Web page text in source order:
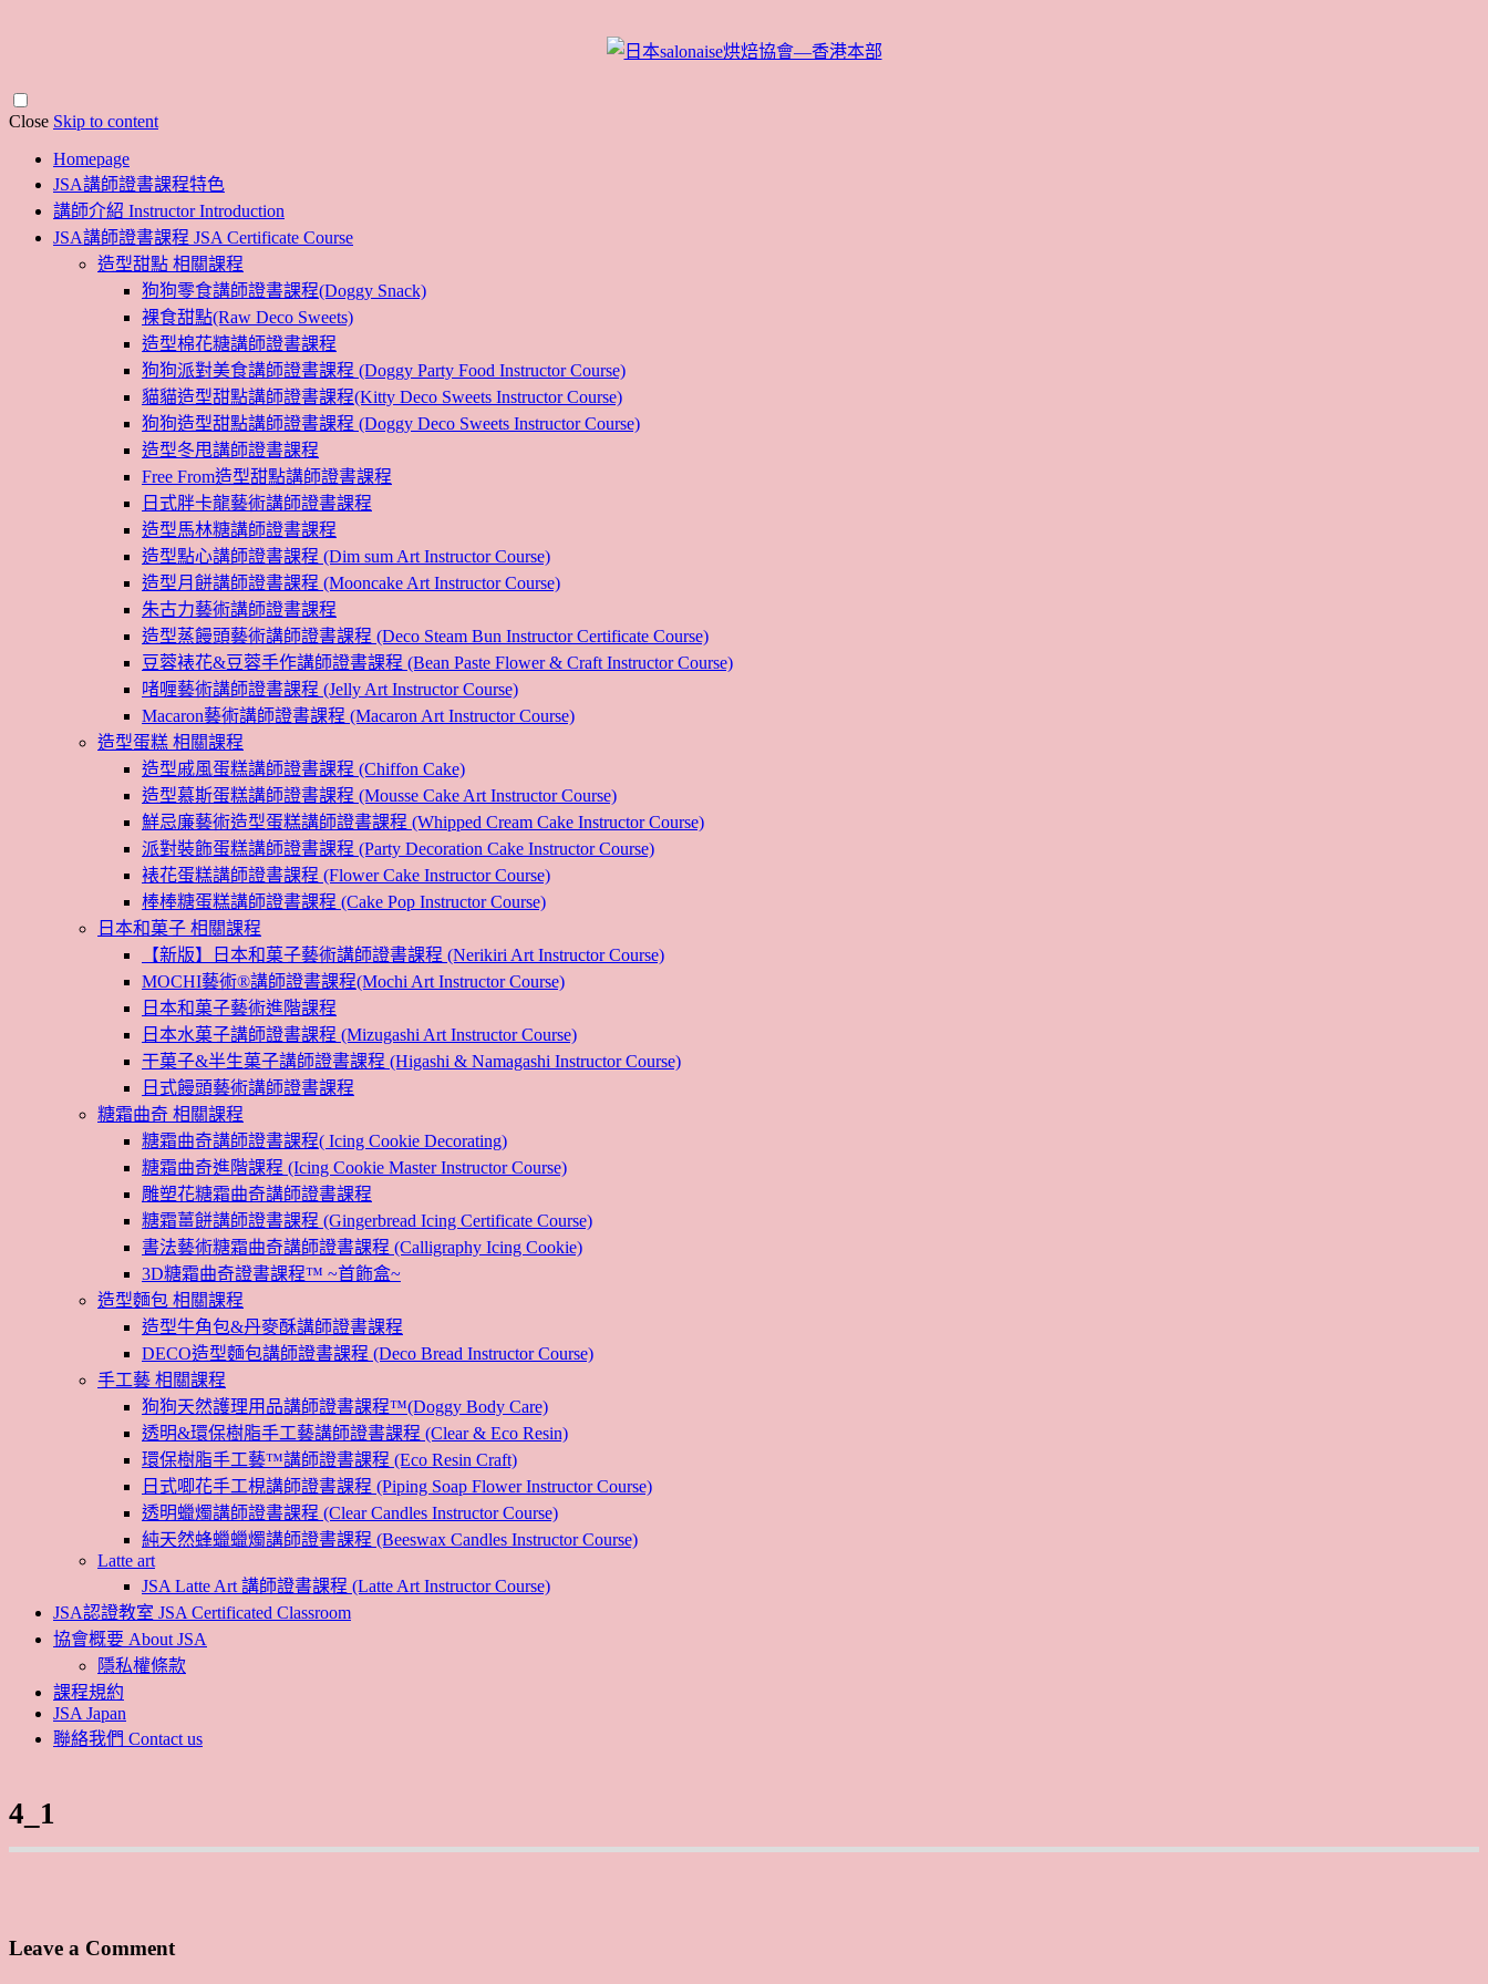
Close Skip to content
Homepage
JSA講師證書課程特色
講師介紹 Instructor Introduction
JSA講師證書課程 JSA Certificate Course
造型甜點 相關課程
狗狗零食講師證書課程(Doggy Snack)
裸食甜點(Raw Deco Sweets)
造型棉花糖講師證書課程
狗狗派對美食講師證書課程 (Doggy Party Food Instructor Course)
貓貓造型甜點講師證書課程(Kitty Deco Sweets Instructor Course)
狗狗造型甜點講師證書課程 (Doggy Deco Sweets Instructor Course)
造型冬甩講師證書課程
Free From造型甜點講師證書課程
日式胖卡龍藝術講師證書課程
造型馬林糖講師證書課程
造型點心講師證書課程 (Dim sum Art Instructor Course)
造型月餅講師證書課程 (Mooncake Art Instructor Course)
朱古力藝術講師證書課程
造型蒸饅頭藝術講師證書課程 (Deco Steam Bun Instructor Certificate Course)
豆蓉裱花&豆蓉手作講師證書課程 (Bean Paste Flower & Craft Instructor Course)
啫喱藝術講師證書課程 (Jelly Art Instructor Course)
Macaron藝術講師證書課程 (Macaron Art Instructor Course)
造型蛋糕 相關課程
造型戚風蛋糕講師證書課程 (Chiffon Cake)
造型慕斯蛋糕講師證書課程 (Mousse Cake Art Instructor Course)
鮮忌廉藝術造型蛋糕講師證書課程 (Whipped Cream Cake Instructor Course)
派對裝飾蛋糕講師證書課程 (Party Decoration Cake Instructor Course)
裱花蛋糕講師證書課程 (Flower Cake Instructor Course)
棒棒糖蛋糕講師證書課程 (Cake Pop Instructor Course)
日本和菓子 相關課程
【新版】日本和菓子藝術講師證書課程 (Nerikiri Art Instructor Course)
MOCHI藝術®講師證書課程(Mochi Art Instructor Course)
日本和菓子藝術進階課程
日本水菓子講師證書課程 (Mizugashi Art Instructor Course)
干菓子&半生菓子講師證書課程 (Higashi & Namagashi Instructor Course)
日式饅頭藝術講師證書課程
糖霜曲奇 相關課程
糖霜曲奇講師證書課程( Icing Cookie Decorating)
糖霜曲奇進階課程 (Icing Cookie Master Instructor Course)
雕塑花糖霜曲奇講師證書課程
糖霜薑餅講師證書課程 (Gingerbread Icing Certificate Course)
書法藝術糖霜曲奇講師證書課程 (Calligraphy Icing Cookie)
3D糖霜曲奇證書課程™ ~首飾盒~
造型麵包 相關課程
造型牛角包&丹麥酥講師證書課程
DECO造型麵包講師證書課程 (Deco Bread Instructor Course)
手工藝 相關課程
狗狗天然護理用品講師證書課程™(Doggy Body Care)
透明&環保樹脂手工藝講師證書課程 (Clear & Eco Resin)
環保樹脂手工藝™講師證書課程 (Eco Resin Craft)
日式唧花手工梘講師證書課程 (Piping Soap Flower Instructor Course)
透明蠟燭講師證書課程 (Clear Candles Instructor Course)
純天然蜂蠟蠟燭講師證書課程 (Beeswax Candles Instructor Course)
Latte art
JSA Latte Art 講師證書課程 (Latte Art Instructor Course)
JSA認證教室 JSA Certificated Classroom
協會概要 About JSA
隱私權條款
課程規約
JSA Japan
聯絡我們 Contact us
4_1
Leave a Comment